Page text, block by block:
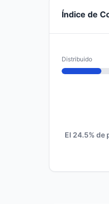
Índice de
Distribuido
El 24.5% de